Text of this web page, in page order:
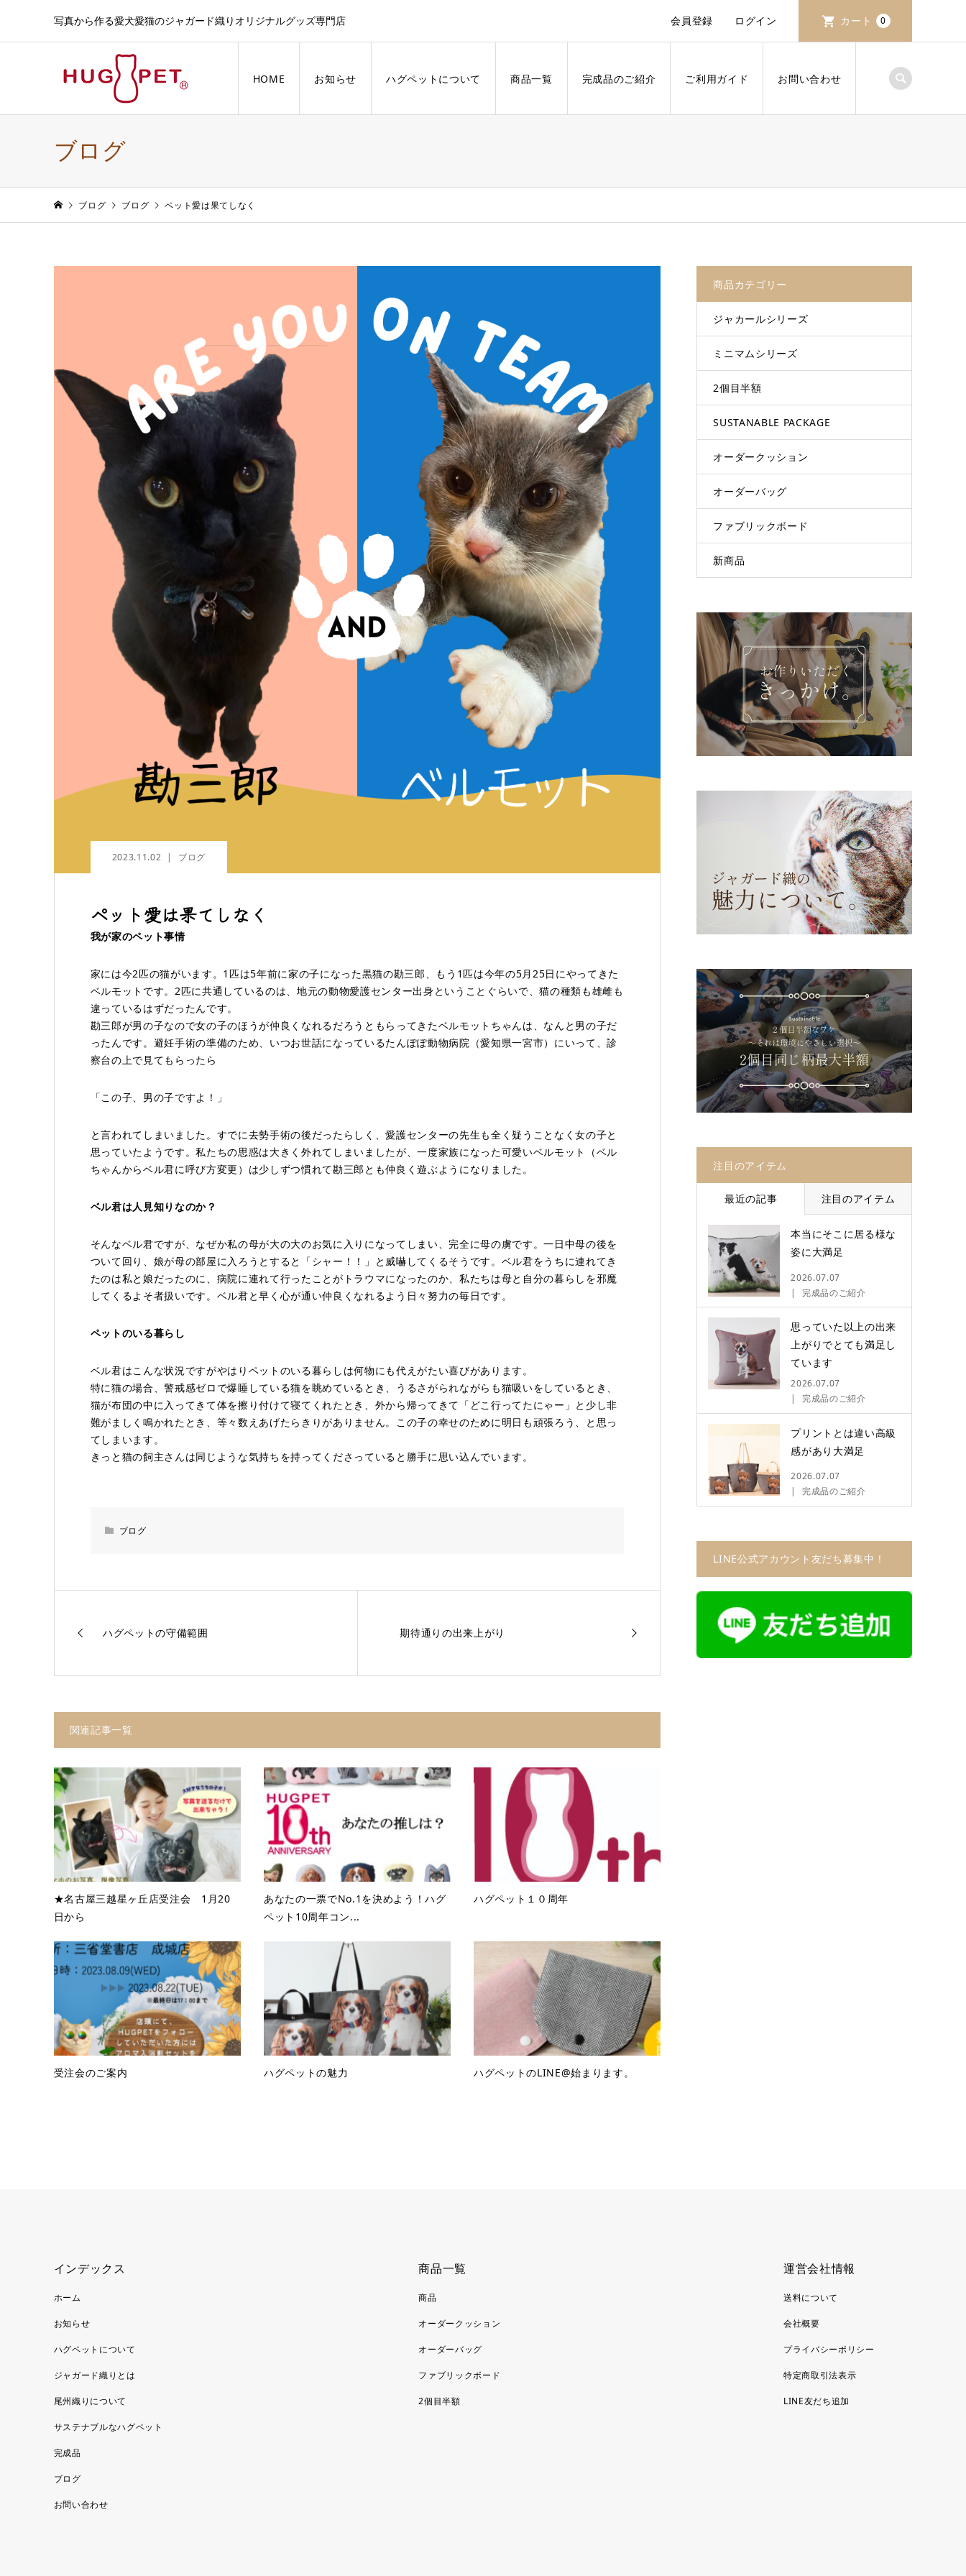
写真から作る愛犬愛猫のジャガード織りオリジナルグッズ専門店 会員登録 ログイン カート 0
HOME お知らせ ハグペットについて 商品一覧 完成品のご紹介 ご利用ガイド お問い合わせ
ブログ
ブログ ブログ ペット愛は果てしなく
2023.11.02 ブログ
ペット愛は果てしなく
我が家のペット事情
家には今2匹の猫がいます。1匹は5年前に家の子になった黒猫の勘三郎、もう1匹は今年の5月25日にやってきた
ベルモットです。2匹に共通しているのは、地元の動物愛護センター出身ということぐらいで、猫の種類も雄雌も
違っているはずだったんです。
勘三郎が男の子なので女の子のほうが仲良くなれるだろうともらってきたベルモットちゃんは、なんと男の子だ
ったんです。避妊手術の準備のため、いつお世話になっているたんぽぽ動物病院（愛知県一宮市）にいって、診
察台の上で見てもらったら
「この子、男の子ですよ！」
と言われてしまいました。すでに去勢手術の後だったらしく、愛護センターの先生も全く疑うことなく女の子と
思っていたようです。私たちの思惑は大きく外れてしまいましたが、一度家族になった可愛いベルモット（ベル
ちゃんからベル君に呼び方変更）は少しずつ慣れて勘三郎とも仲良く遊ぶようになりました。
ベル君は人見知りなのか？
そんなベル君ですが、なぜか私の母が大の大のお気に入りになってしまい、完全に母の虜です。一日中母の後を
ついて回り、娘が母の部屋に入ろうとすると「シャー！！」と威嚇してくるそうです。ベル君をうちに連れてき
たのは私と娘だったのに、病院に連れて行ったことがトラウマになったのか、私たちは母と自分の暮らしを邪魔
してくるよそ者扱いです。ベル君と早く心が通い仲良くなれるよう日々努力の毎日です。
ペットのいる暮らし
ベル君はこんな状況ですがやはりペットのいる暮らしは何物にも代えがたい喜びがあります。
特に猫の場合、警戒感ゼロで爆睡している猫を眺めているとき、うるさがられながらも猫吸いをしているとき、
猫が布団の中に入ってきて体を擦り付けて寝てくれたとき、外から帰ってきて「どこ行ってたにゃー」と少し非
難がましく鳴かれたとき、等々数えあげたらきりがありません。この子の幸せのために明日も頑張ろう、と思っ
てしまいます。
きっと猫の飼主さんは同じような気持ちを持ってくださっていると勝手に思い込んでいます。
ブログ
ハグペットの守備範囲 期待通りの出来上がり
関連記事一覧
★名古屋三越星ヶ丘店受注会 1月20
日から
あなたの一票でNo.1を決めよう！ハグ
ペット10周年コン...
ハグペット１０周年
受注会のご案内 ハグペットの魅力 ハグペットのLINE@始まります。
商品カテゴリー
ジャカールシリーズ
ミニマムシリーズ
2個目半額
SUSTANABLE PACKAGE
オーダークッション
オーダーバッグ
ファブリックボード
新商品
注目のアイテム
最近の記事 注目のアイテム
本当にそこに居る様な
姿に大満足
2026.07.07
完成品のご紹介
思っていた以上の出来
上がりでとても満足し
ています
2026.07.07
完成品のご紹介
プリントとは違い高級
感があり大満足
2026.07.07
完成品のご紹介
LINE公式アカウント友だち募集中！
インデックス
ホーム
お知らせ
ハグペットについて
ジャガード織りとは
尾州織りについて
サステナブルなハグペット
完成品
ブログ
お問い合わせ
商品一覧
商品
オーダークッション
オーダーバッグ
ファブリックボード
2個目半額
運営会社情報
送料について
会社概要
プライバシーポリシー
特定商取引法表示
LINE友だち追加